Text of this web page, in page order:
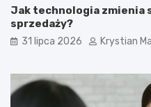
Jak technologia zmienia
sprzedaży?
31 lipca 2026 Krystian